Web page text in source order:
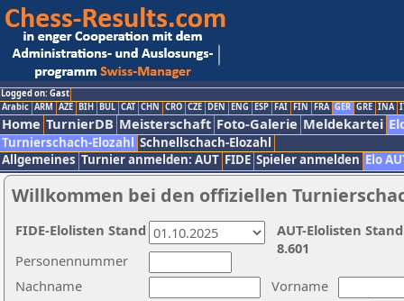
Logged on: Gast
Arabic ARM AZE BIH BUL CAT CHN CRO CZE DEN ENG ESP FAI FIN FRA GER GRE INA
Home TurnierDB Meisterschaft Foto-Galerie Meldekartei
Turnierschach-Elozahl Schnellschach-Elozahl
Allgemeines Turnier anmelden: AUT FIDE Spieler anmelden Elo
Willkommen bei den offiziellen
Nachname
Vorname
Personennummer
AUT-Elolisten
8.601
FIDE-Elolisten Stand